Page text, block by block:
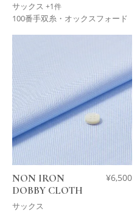
サックス +1件
100番手双糸・オックスフォード
NON IRON
DOBBY CLOTH
サックス
¥6,500